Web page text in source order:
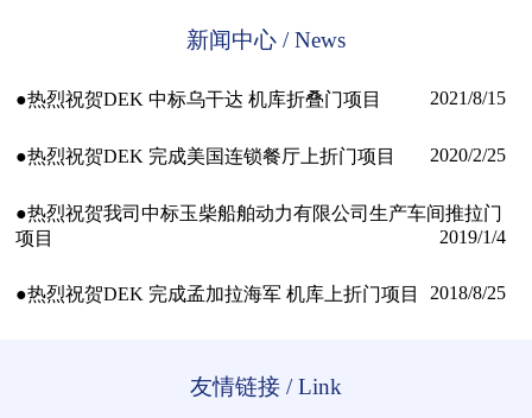
新闻中心 / News
●热烈祝贺DEK 中标乌干达 机库折叠门项目 2021/8/15
●热烈祝贺DEK 完成美国连锁餐厅上折门项目 2020/2/25
●热烈祝贺我司中标玉柴船舶动力有限公司生产车间推拉门
项目
2019/1/4
●热烈祝贺DEK 完成孟加拉海军 机库上折门项目 2018/8/25
友情链接 / Link